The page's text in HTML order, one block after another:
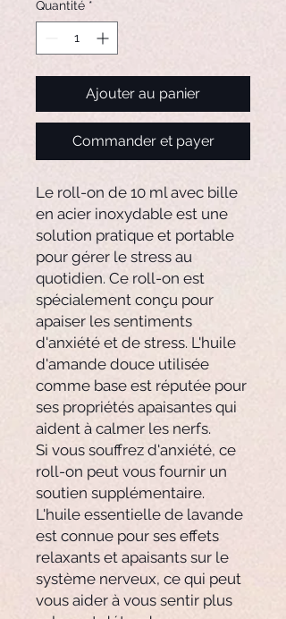
Quantité *
Ajouter au panier
Commander et payer
Le roll-on de 10 ml avec bille
en acier inoxydable est une
solution pratique et portable
pour gérer le stress au
quotidien. Ce roll-on est
spécialement conçu pour
apaiser les sentiments
d'anxiété et de stress. L'huile
d'amande douce utilisée
comme base est réputée pour
ses propriétés apaisantes qui
aident à calmer les nerfs.
Si vous souffrez d'anxiété, ce
roll-on peut vous fournir un
soutien supplémentaire.
L'huile essentielle de lavande
est connue pour ses effets
relaxants et apaisants sur le
système nerveux, ce qui peut
vous aider à vous sentir plus